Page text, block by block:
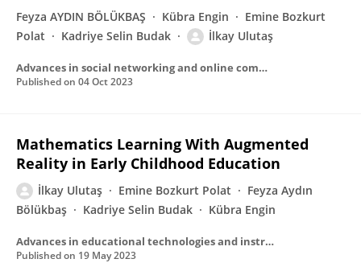
Feyza AYDIN BÖLÜKBAŞ Kübra Engin
Emine Bozkurt
Polat
Kadriye Selin Budak İlkay Ulutaş
Advances in social networking and online communities book series
Published on 04 Oct 2023
Mathematics Learning With Augmented
Reality in Early Childhood Education
İlkay Ulutaş Emine Bozkurt Polat
Feyza Aydın
Bölükbaş
Kadriye Selin Budak Kübra Engin
Advances in educational technologies and instructional design book series
Published on 19 May 2023